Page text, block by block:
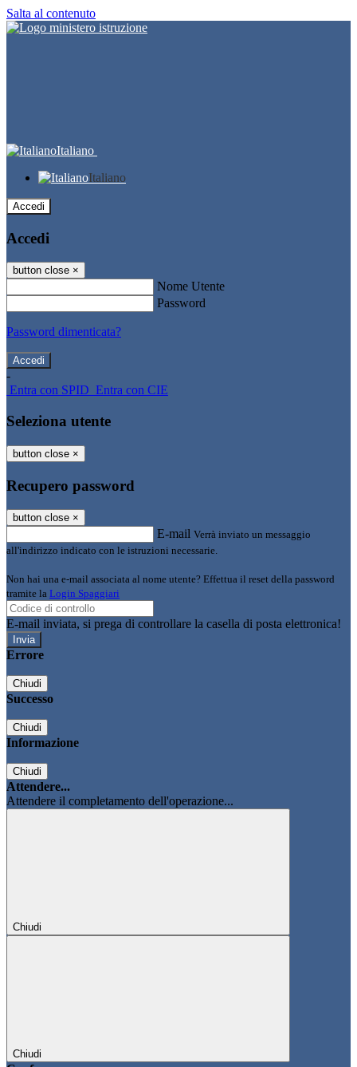
Salta al contenuto
Italiano
Italiano
Accedi
Accedi
button close ×
Nome Utente
Password
Password dimenticata?
-
Entra con SPID Entra con CIE
Seleziona utente
button close ×
Recupero password
button close ×
E-mail Verrà inviato un messaggio
all'indirizzo indicato con le istruzioni necessarie.
Non hai una e-mail associata al nome utente? Effettua il reset della password
tramite la Login Spaggiari
E-mail inviata, si prega di controllare la casella di posta elettronica!
Errore
Chiudi
Successo
Chiudi
Informazione
Chiudi
Attendere...
Attendere il completamento dell'operazione...
Chiudi
Chiudi